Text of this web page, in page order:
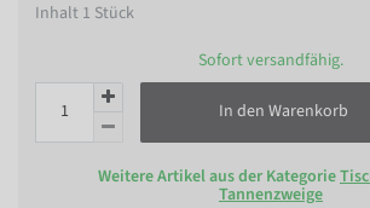
Inhalt 1 Stück
Sofort versandfähig.
In den Warenkorb
Weitere Artikel aus der Kategorie
Tannenzweige